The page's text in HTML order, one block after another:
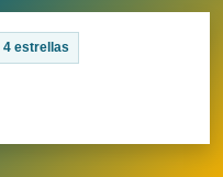
4 estrellas